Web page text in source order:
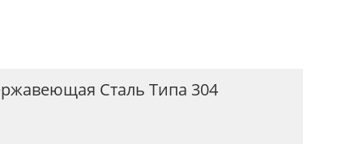
Сталь Типа 304